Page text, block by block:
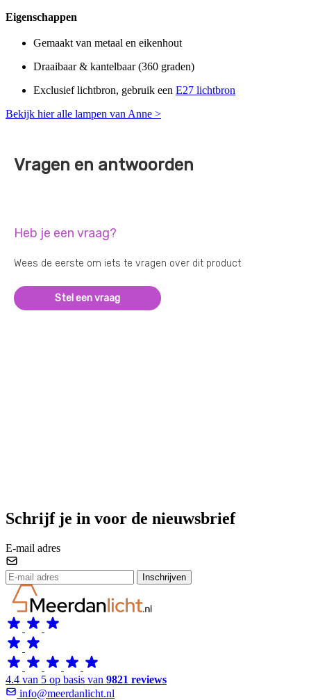
Eigenschappen
Gemaakt van metaal en eikenhout
Draaibaar & kantelbaar (360 graden)
Exclusief lichtbron, gebruik een E27 lichtbron
Bekijk hier alle lampen van Anne >
Vragen en antwoorden
Heb je een vraag?
Wees de eerste om iets te vragen over dit product
Stel een vraag
Schrijf je in voor de nieuwsbrief
E-mail adres
Inschrijven
4.4 van 5 op basis van 9821 reviews
info@meerdanlicht.nl